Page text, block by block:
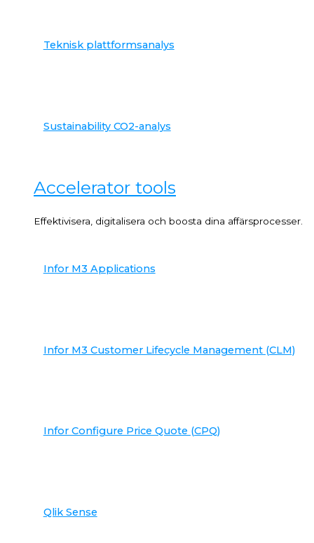
Teknisk plattformsanalys
Sustainability CO2-analys
Accelerator tools
Effektivisera, digitalisera och boosta dina affärsprocesser.
Infor M3 Applications
Infor M3 Customer Lifecycle Management (CLM)
Infor Configure Price Quote (CPQ)
Qlik Sense